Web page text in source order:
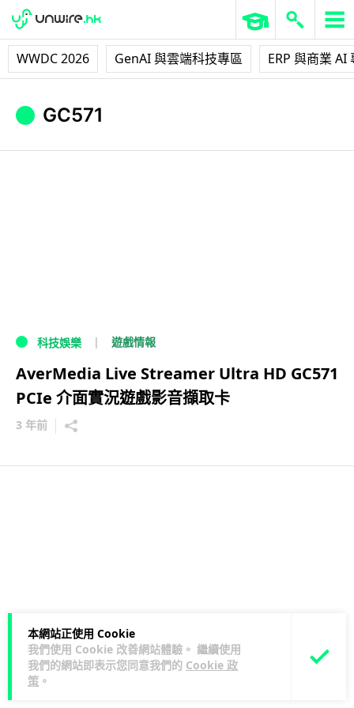
WWDC 2026 GenAI 與雲端科技專區 ERP 與商業 AI
本網站正使用 Cookie
我們使用 Cookie 改善網站體驗。 繼續使用
我們的網站即表示您同意我們的 Cookie 政
策 。
GC571
科技娛樂 遊戲情報
AverMedia Live Streamer Ultra HD GC571
PCIe 介面實況遊戲影音擷取卡
3 年前